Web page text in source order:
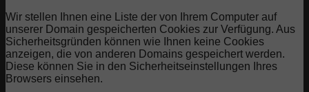
Wir stellen Ihnen eine Liste der von Ihrem Computer auf
unserer Domain gespeicherten Cookies zur Verfügung. Aus
Sicherheitsgründen können wie Ihnen keine Cookies
anzeigen, die von anderen Domains gespeichert werden.
Diese können Sie in den Sicherheitseinstellungen Ihres
Browsers einsehen.